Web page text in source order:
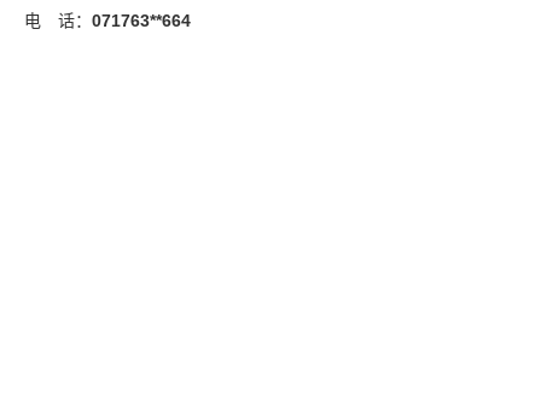
电 话： 071763**664